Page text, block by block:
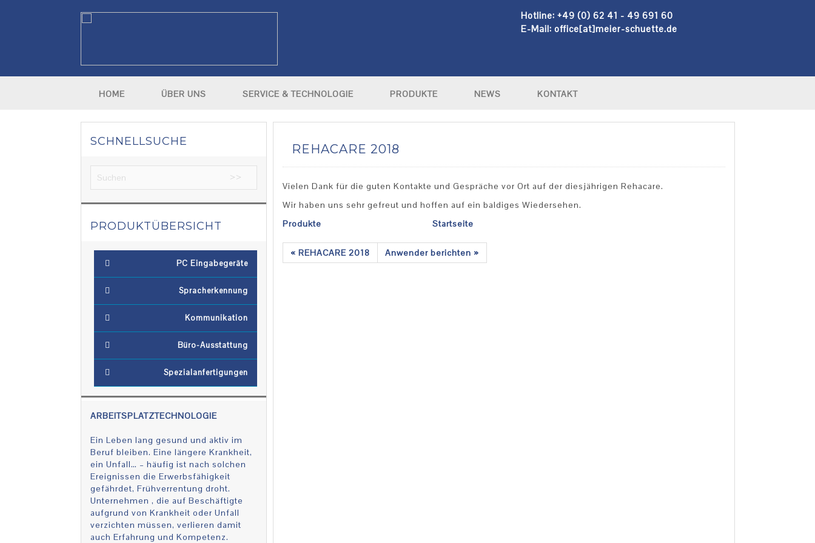
Hotline: +49 (0) 62 41 - 49 691 60
E-Mail: office[at]meier-schuette.de
HOME ÜBER UNS SERVICE & TECHNOLOGIE PRODUKTE NEWS KONTAKT
SCHNELLSUCHE
PRODUKTÜBERSICHT
PC Eingabegeräte
Spracherkennung
Kommunikation
Büro-Ausstattung
Spezialanfertigungen
ARBEITSPLATZTECHNOLOGIE
Ein Leben lang gesund und aktiv im
Beruf bleiben. Eine längere Krankheit,
ein Unfall… – häufig ist nach solchen
Ereignissen die Erwerbsfähigkeit
gefährdet, Frühverrentung droht.
Unternehmen , die auf Beschäftigte
aufgrund von Krankheit oder Unfall
verzichten müssen, verlieren damit
auch Erfahrung und Kompetenz.
REHACARE 2018
Vielen Dank für die guten Kontakte und Gespräche vor Ort auf der diesjährigen Rehacare.
Wir haben uns sehr gefreut und hoffen auf ein baldiges Wiedersehen.
Produkte
Startseite
« REHACARE 2018 Anwender berichten »